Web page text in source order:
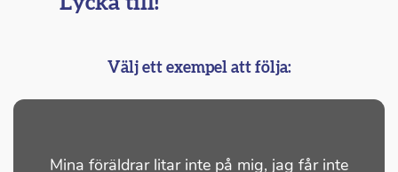
Välj ett exempel att följa:
Mina föräldrar litar inte på mig, jag får inte